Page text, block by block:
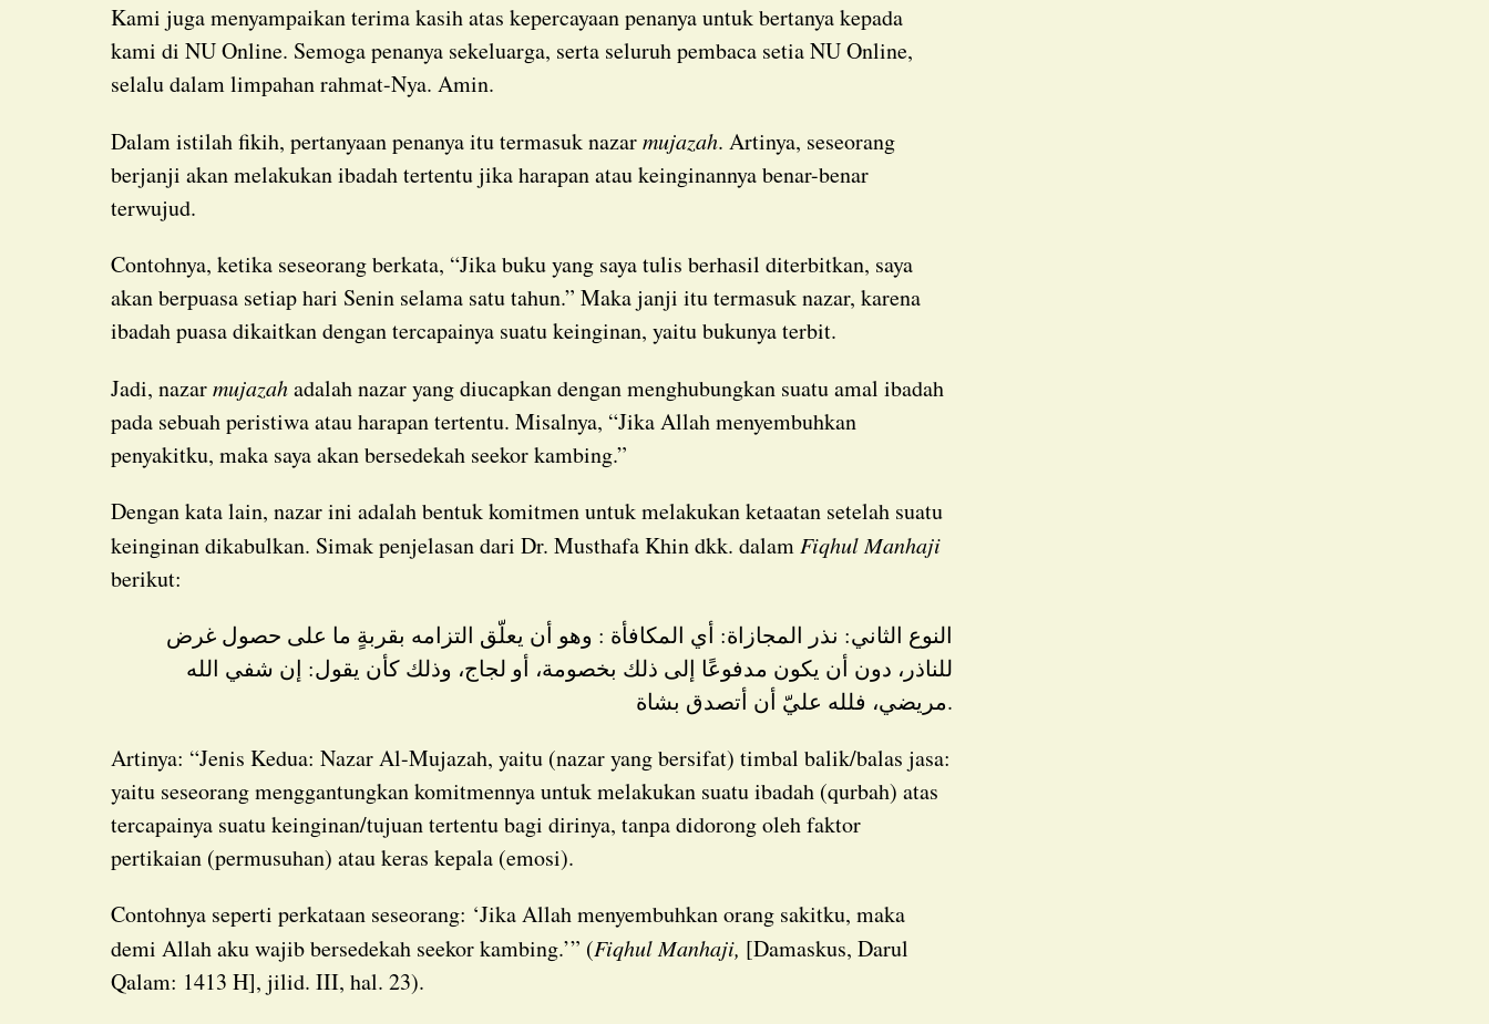
Kami juga menyampaikan terima kasih atas kepercayaan penanya untuk bertanya kepada
kami di NU Online. Semoga penanya sekeluarga, serta seluruh pembaca setia NU Online,
selalu dalam limpahan rahmat-Nya. Amin.
Dalam istilah fikih, pertanyaan penanya itu termasuk nazarmujazah. Artinya, seseorang
berjanji akan melakukan ibadah tertentu jika harapan atau keinginannya benar-benar
terwujud.
Contohnya, ketika seseorang berkata, “Jika buku yang saya tulis berhasil diterbitkan, saya
akan berpuasa setiap hari Senin selama satu tahun.” Maka janji itu termasuk nazar, karena
ibadah puasa dikaitkan dengan tercapainya suatu keinginan, yaitu bukunya terbit.
Jadi, nazarmujazahadalah nazar yang diucapkan dengan menghubungkan suatu amal ibadah
pada sebuah peristiwa atau harapan tertentu. Misalnya, “Jika Allah menyembuhkan
penyakitku, maka saya akan bersedekah seekor kambing.”
Dengan kata lain, nazar ini adalah bentuk komitmen untuk melakukan ketaatan setelah suatu
keinginan dikabulkan. Simak penjelasan dari Dr. Musthafa Khin dkk. dalamFiqhul Manhaji
berikut:
النوع الثاني: نذر المجازاة: أي المكافأة : وهو أن يعلّق التزامه بقربةٍ ما على حصول غرض
للناذر، دون أن يكون مدفوعًا إلى ذلك بخصومة، أو لجاج، وذلك كأن يقول: إن شفي الله
مريضي، فلله عليّ أن أتصدق بشاة.
Artinya: “Jenis Kedua: Nazar Al-Mujazah, yaitu (nazar yang bersifat) timbal balik/balas jasa:
yaitu seseorang menggantungkan komitmennya untuk melakukan suatu ibadah (qurbah) atas
tercapainya suatu keinginan/tujuan tertentu bagi dirinya, tanpa didorong oleh faktor
pertikaian (permusuhan) atau keras kepala (emosi).
Contohnya seperti perkataan seseorang: ‘Jika Allah menyembuhkan orang sakitku, maka
demi Allah aku wajib bersedekah seekor kambing.’” (Fiqhul Manhaji, [Damaskus, Darul
Qalam: 1413 H], jilid. III, hal. 23).